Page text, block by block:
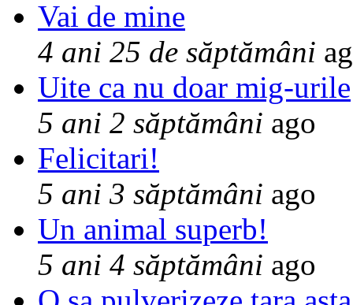
Vai de mine
4 ani 25 de săptămâni
Uite ca nu doar mig-urile
5 ani 2 săptămâni ago
Felicitari!
5 ani 3 săptămâni ago
Un animal superb!
5 ani 4 săptămâni ago